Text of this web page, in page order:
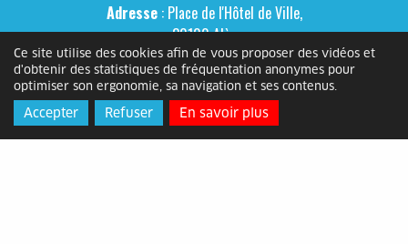
Ce site utilise des cookies afin de vous proposer des vidéos et
d'obtenir des statistiques de fréquentation anonymes pour
optimiser son ergonomie, sa navigation et ses contenus.
Accepter Refuser En savoir plus
Adresse: Place de l'Hôtel de Ville,
30100 Alès
Horaires: du lundi au vendredi de
8h30 à 12h15 et de 13h30 à 17h
Contact: 04 66 56 11 00 -
contact@ville-ales.fr